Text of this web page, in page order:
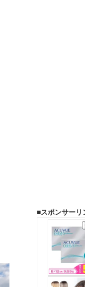
■スポンサーリ